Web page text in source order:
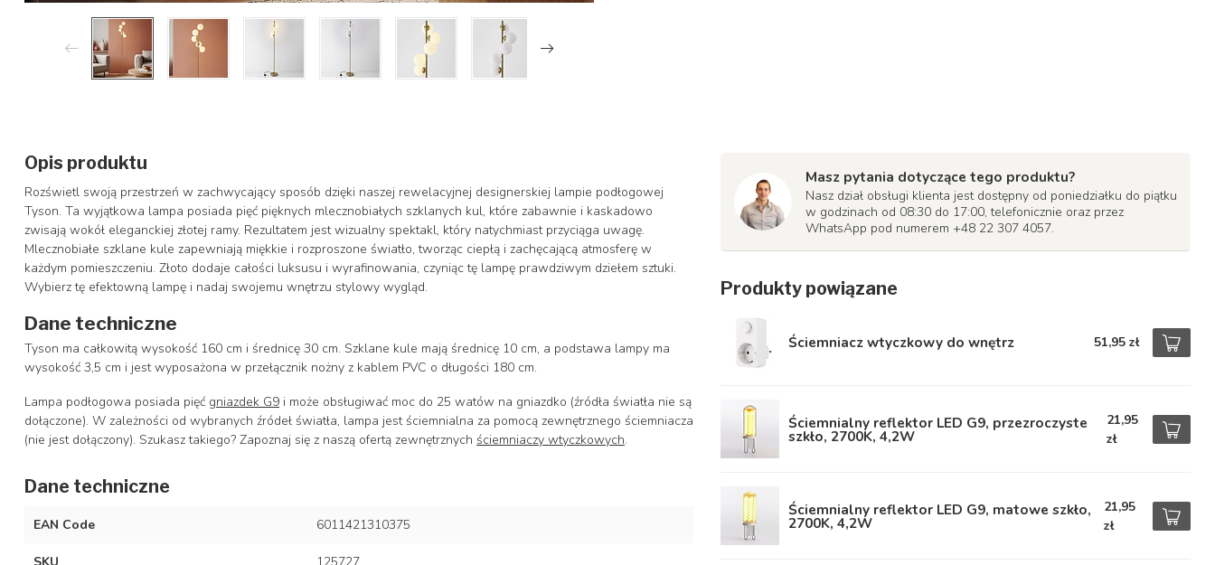
Opis produktu
Rozświetl swoją przestrzeń w zachwycający sposób dzięki naszej rewelacyjnej designerskiej lampie podłogowej
Tyson. Ta wyjątkowa lampa posiada pięć pięknych mlecznobiałych szklanych kul, które zabawnie i kaskadowo
zwisają wokół eleganckiej złotej ramy. Rezultatem jest wizualny spektakl, który natychmiast przyciąga uwagę.
Mlecznobiałe szklane kule zapewniają miękkie i rozproszone światło, tworząc ciepłą i zachęcającą atmosferę w
każdym pomieszczeniu. Złoto dodaje całości luksusu i wyrafinowania, czyniąc tę lampę prawdziwym dziełem sztuki.
Wybierz tę efektowną lampę i nadaj swojemu wnętrzu stylowy wygląd.
Dane techniczne
Tyson ma całkowitą wysokość 160 cm i średnicę 30 cm. Szklane kule mają średnicę 10 cm, a podstawa lampy ma
wysokość 3,5 cm i jest wyposażona w przełącznik nożny z kablem PVC o długości 180 cm.
Lampa podłogowa posiada pięć gniazdek G9 i może obsługiwać moc do 25 watów na gniazdko (źródła światła nie są
dołączone). W zależności od wybranych źródeł światła, lampa jest ściemnialna za pomocą zewnętrznego ściemniacza
(nie jest dołączony). Szukasz takiego? Zapoznaj się z naszą ofertą zewnętrznych ściemniaczy wtyczkowych.
Dane techniczne
EAN Code 6011421310375
SKU 125727
Masz pytania dotyczące tego produktu?
Nasz dział obsługi klienta jest dostępny od poniedziałku do piątku
w godzinach od 08:30 do 17:00, telefonicznie oraz przez
WhatsApp pod numerem +48 22 307 4057.
Produkty powiązane
Ściemniacz wtyczkowy do wnętrz 51,95 zł
Ściemnialny reflektor LED G9, przezroczyste
szkło, 2700K, 4,2W
21,95
zł
Ściemnialny reflektor LED G9, matowe szkło,
2700K, 4,2W
21,95
zł